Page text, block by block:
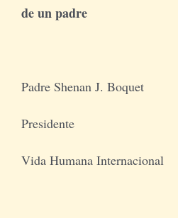
de un padre
Padre Shenan J. Boquet
Presidente
Vida Humana Internacional